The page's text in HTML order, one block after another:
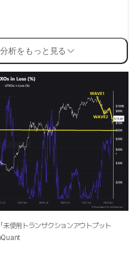
析をもっと見る
使用トランザクションアウトプット